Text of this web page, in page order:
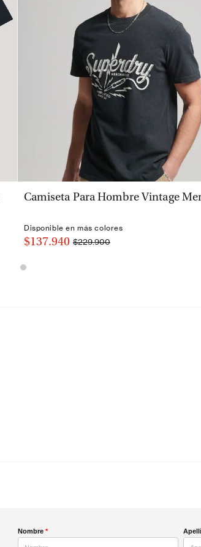
VISTA RÁPIDA
Camiseta Para Hombre Vintage
Disponible en más colores
$137.940 $229.900
Nombre *